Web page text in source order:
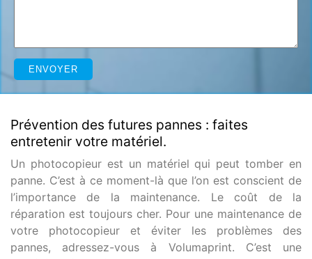
Prévention des futures pannes : faites
entretenir votre matériel.
Un photocopieur est un matériel qui peut tomber en
panne. C’est à ce moment-là que l’on est conscient de
l’importance de la maintenance. Le coût de la
réparation est toujours cher. Pour une maintenance de
votre photocopieur et éviter les problèmes des
pannes, adressez-vous à Volumaprint. C’est une